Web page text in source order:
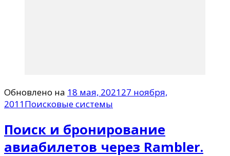
Обновлено на 18 мая, 202127 ноября,
2011Поисковые системы
Поиск и бронирование
авиабилетов через Rambler.